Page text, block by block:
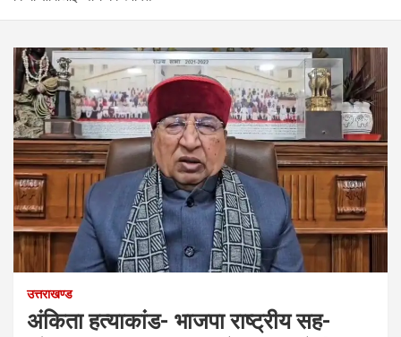
उत्तराखण्ड
अंकिता हत्याकांड- भाजपा राष्ट्रीय सह-